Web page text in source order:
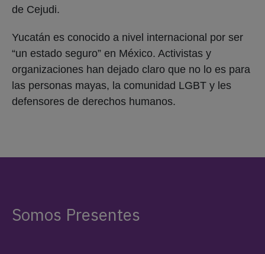
de Cejudi.
Yucatán es conocido a nivel internacional por ser
“un estado seguro” en México. Activistas y
organizaciones han dejado claro que no lo es para
las personas mayas, la comunidad LGBT y les
defensores de derechos humanos.
Somos Presentes